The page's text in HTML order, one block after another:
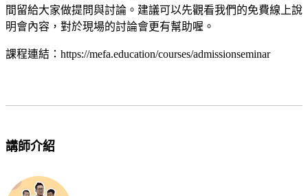
間留給大家做提問與討論。建議可以先觀看我們的免費線上說
明會內容，對於現場的討論會更有幫助喔。
課程連結：https://mefa.education/courses/admissionseminar
講師介紹